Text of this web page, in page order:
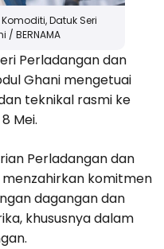
Datuk Seri
BERNAMA
Perladangan dan
Ghani mengetuai
teknikal rasmi ke
Mei.
Perladangan dan
komitmen
dagangan dan
khususnya dalam